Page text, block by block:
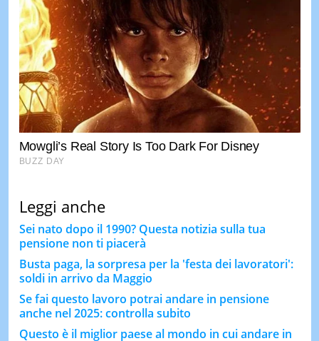
Leggi anche
Sei nato dopo il 1990? Questa notizia sulla tua
pensione non ti piacerà
Busta paga, la sorpresa per la 'festa dei lavoratori':
soldi in arrivo da Maggio
Se fai questo lavoro potrai andare in pensione
anche nel 2025: controlla subito
Questo è il miglior paese al mondo in cui andare in